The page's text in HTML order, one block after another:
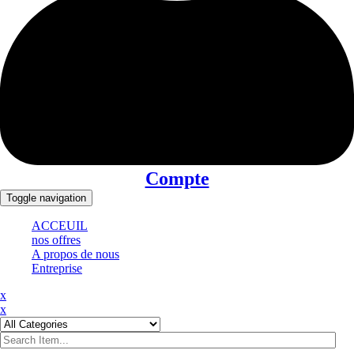
Compte
Toggle navigation
ACCEUIL
nos offres
A propos de nous
Entreprise
x
x